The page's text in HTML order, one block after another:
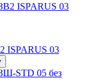
ISPARUS 03